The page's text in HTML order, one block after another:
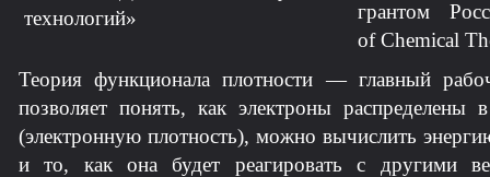
технологий»
грантом
of Chemical
Теория функционала плотности — главный
позволяет понять, как электроны распределены
(электронную плотность), можно вычислить
и то, как она будет реагировать с другими